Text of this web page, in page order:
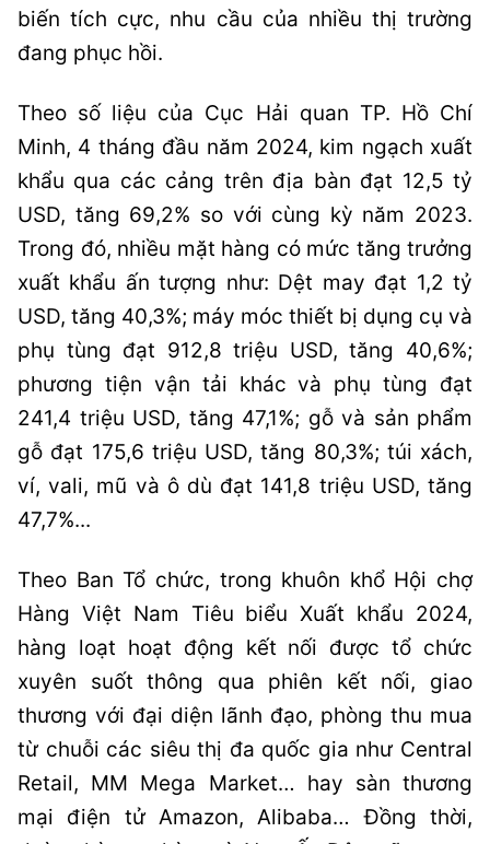
biến tích cực, nhu cầu của nhiều thị trường
đang phục hồi.
Theo số liệu của Cục Hải quan TP. Hồ Chí
Minh, 4 tháng đầu năm 2024, kim ngạch xuất
khẩu qua các cảng trên địa bàn đạt 12,5 tỷ
USD, tăng 69,2% so với cùng kỳ năm 2023.
Trong đó, nhiều mặt hàng có mức tăng trưởng
xuất khẩu ấn tượng như: Dệt may đạt 1,2 tỷ
USD, tăng 40,3%; máy móc thiết bị dụng cụ và
phụ tùng đạt 912,8 triệu USD, tăng 40,6%;
phương tiện vận tải khác và phụ tùng đạt
241,4 triệu USD, tăng 47,1%; gỗ và sản phẩm
gỗ đạt 175,6 triệu USD, tăng 80,3%; túi xách,
ví, vali, mũ và ô dù đạt 141,8 triệu USD, tăng
47,7%...
Theo Ban Tổ chức, trong khuôn khổ Hội chợ
Hàng Việt Nam Tiêu biểu Xuất khẩu 2024,
hàng loạt hoạt động kết nối được tổ chức
xuyên suốt thông qua phiên kết nối, giao
thương với đại diện lãnh đạo, phòng thu mua
từ chuỗi các siêu thị đa quốc gia như Central
Retail, MM Mega Market… hay sàn thương
mại điện tử Amazon, Alibaba… Đồng thời,